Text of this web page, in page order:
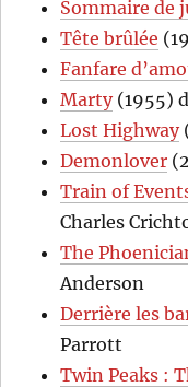
Sommaire de
Tête brûlée
Fanfare
Marty(1955)
Lost Highway
Demonlover
Train of
Charles
The
Anderson
Derrière les
Parrott
Twin Peaks :